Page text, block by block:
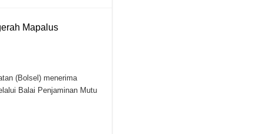
Mapalus
(Bolsel) menerima
Balai Penjaminan Mutu